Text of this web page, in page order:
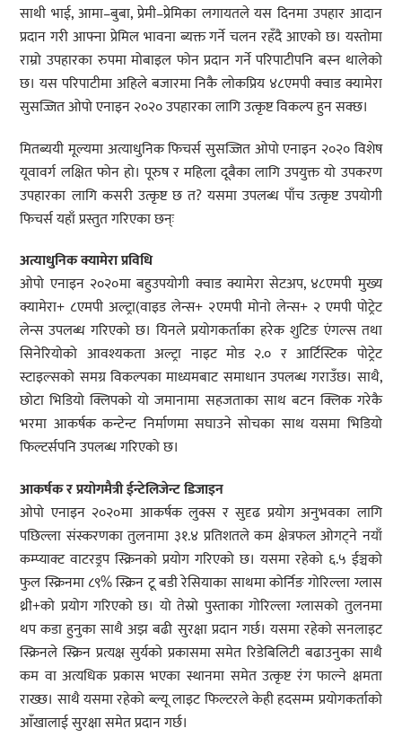
साथी भाई, आमा–बुबा, प्रेमी–प्रेमिका लगायतले यस दिनमा उपहार आदान
प्रदान गरी आफ्ना प्रेमिल भावना ब्यक्त गर्ने चलन रहँदै आएको छ। यस्तोमा
राम्रो उपहारका रुपमा मोबाइल फोन प्रदान गर्ने परिपाटीपनि बस्न थालेको
छ। यस परिपाटीमा अहिले बजारमा निकै लोकप्रिय ४८एमपी क्वाड क्यामेरा
सुसज्जित ओपो एनाइन २०२० उपहारका लागि उत्कृष्ट विकल्प हुन सक्छ।
मितब्ययी मूल्यमा अत्याधुनिक फिचर्स सुसज्जित ओपो एनाइन २०२० विशेष
यूवावर्ग लक्षित फोन हो। पूरुष र महिला दूबैका लागि उपयुक्त यो उपकरण
उपहारका लागि कसरी उत्कृष्ट छ त? यसमा उपलब्ध पाँच उत्कृष्ट उपयोगी
फिचर्स यहाँ प्रस्तुत गरिएका छन्ः
अत्याधुनिक क्यामेरा प्रविधि
ओपो एनाइन २०२०मा बहुउपयोगी क्वाड क्यामेरा सेटअप, ४८एमपी मुख्य
क्यामेरा+ ८एमपी अल्ट्रा(वाइड लेन्स+ २एमपी मोनो लेन्स+ २ एमपी पोट्रेट
लेन्स उपलब्ध गरिएको छ। यिनले प्रयोगकर्ताका हरेक शुटिङ एंगल्स तथा
सिनेरियोको आवश्यकता अल्ट्रा नाइट मोड २.० र आर्टिस्टिक पोट्रेट
स्टाइल्सको समग्र विकल्पका माध्यमबाट समाधान उपलब्ध गराउँछ। साथै,
छोटा भिडियो क्लिपको यो जमानामा सहजताका साथ बटन क्लिक गरेकै
भरमा आकर्षक कन्टेन्ट निर्माणमा सघाउने सोचका साथ यसमा भिडियो
फिल्टर्सपनि उपलब्ध गरिएको छ।
आकर्षक र प्रयोगमैत्री ईन्टेलिजेन्ट डिजाइन
ओपो एनाइन २०२०मा आकर्षक लुक्स र सुदृढ प्रयोग अनुभवका लागि
पछिल्ला संस्करणका तुलनामा ३१.४ प्रतिशतले कम क्षेत्रफल ओगट्ने नयाँ
कम्प्याक्ट वाटरड्रप स्क्रिनको प्रयोग गरिएको छ। यसमा रहेको ६.५ ईञ्चको
फुल स्क्रिनमा ८९% स्क्रिन टू बडी रेसियाका साथमा कोर्निङ गोरिल्ला ग्लास
थ्री+को प्रयोग गरिएको छ। यो तेस्रो पुस्ताका गोरिल्ला ग्लासको तुलनमा
थप कडा हुनुका साथै अझ बढी सुरक्षा प्रदान गर्छ। यसमा रहेको सनलाइट
स्क्रिनले स्क्रिन प्रत्यक्ष सुर्यको प्रकासमा समेत रिडेबिलिटी बढाउनुका साथै
कम वा अत्यधिक प्रकास भएका स्थानमा समेत उत्कृष्ट रंग फाल्ने क्षमता
राख्छ। साथै यसमा रहेको ब्ल्यू लाइट फिल्टरले केही हदसम्म प्रयोगकर्ताको
आँखालाई सुरक्षा समेत प्रदान गर्छ।